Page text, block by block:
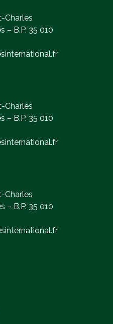
Charles
– B.P. 35 010
Charles
– B.P. 35 010
Charles
– B.P. 35 010